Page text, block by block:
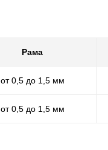
Рама
от 0,5 до 1,5 мм
от 0,5 до 1,5 мм